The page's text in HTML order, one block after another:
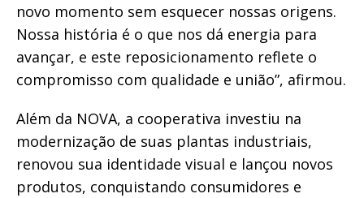
novo momento sem esquecer nossas origens.
Nossa história é o que nos dá energia para
avançar, e este reposicionamento reflete o
compromisso com qualidade e união”, afirmou.
Além da NOVA, a cooperativa investiu na
modernização de suas plantas industriais,
renovou sua identidade visual e lançou novos
produtos, conquistando consumidores e